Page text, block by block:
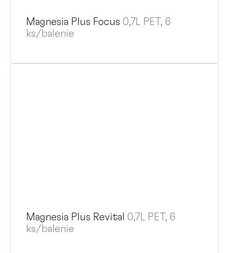
Magnesia Plus Focus 0,7L PET, 6
ks/balenie
Magnesia Plus Revital 0,7L PET, 6
ks/balenie